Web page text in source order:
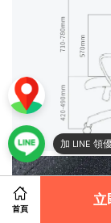
首頁
立
加 LINE 領